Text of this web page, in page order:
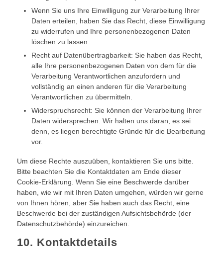
Wenn Sie uns Ihre Einwilligung zur Verarbeitung Ihrer
Daten erteilen, haben Sie das Recht, diese Einwilligung
zu widerrufen und Ihre personenbezogenen Daten
löschen zu lassen.
Recht auf Datenübertragbarkeit: Sie haben das Recht,
alle Ihre personenbezogenen Daten von dem für die
Verarbeitung Verantwortlichen anzufordern und
vollständig an einen anderen für die Verarbeitung
Verantwortlichen zu übermitteln.
Widerspruchsrecht: Sie können der Verarbeitung Ihrer
Daten widersprechen. Wir halten uns daran, es sei
denn, es liegen berechtigte Gründe für die Bearbeitung
vor.
Um diese Rechte auszuüben, kontaktieren Sie uns bitte.
Bitte beachten Sie die Kontaktdaten am Ende dieser
Cookie-Erklärung. Wenn Sie eine Beschwerde darüber
haben, wie wir mit Ihren Daten umgehen, würden wir gerne
von Ihnen hören, aber Sie haben auch das Recht, eine
Beschwerde bei der zuständigen Aufsichtsbehörde (der
Datenschutzbehörde) einzureichen.
10. Kontaktdetails